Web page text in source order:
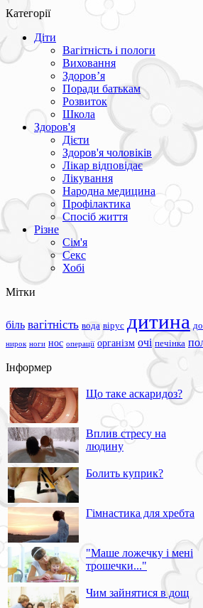
Категорії
Діти
Вагітність і пологи
Виховання
Здоров’я
Поради батькам
Розвиток
Школа
Здоров'я
Дієти
Здоров'я чоловіків
Лікар відповідає
Лікування
Народна медицина
Профілактика
Спосіб життя
Різне
Сім'я
Секс
Хобі
Мітки
біль вагітність вода вірус дитина
нирок ноги нос операції організм очі печінка
Інформер
Що таке аскаридоз?
Вплив стресу на
людину
Болить куприк?
Гімнастика для хребта
"Маше ложечку і мені
трошечки..."
Чим зайнятися в дощ